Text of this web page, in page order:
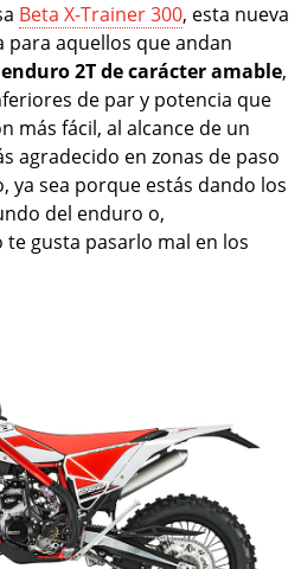
Beta X-Trainer 300, esta nueva
para aquellos que andan
2T de carácter amable,
de par y potencia que
más fácil, al alcance de un
agradecido en zonas de paso
ya sea porque estás dando los
del enduro o,
gusta pasarlo mal en los